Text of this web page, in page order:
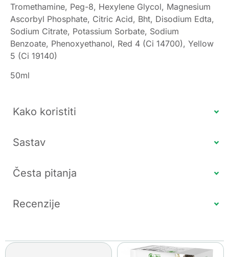
Tromethamine, Peg-8, Hexylene Glycol, Magnesium
Ascorbyl Phosphate, Citric Acid, Bht, Disodium Edta,
Sodium Citrate, Potassium Sorbate, Sodium
Benzoate, Phenoxyethanol, Red 4 (Ci 14700), Yellow
5 (Ci 19140)
50ml
Kako koristiti
Sastav
Česta pitanja
Recenzije